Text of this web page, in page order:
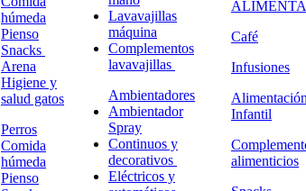
húmeda
Pienso
Snacks
Arena
Higiene y
salud gatos
Perros
Comida
húmeda
Pienso
Lavavajillas
máquina
Complementos
lavavajillas
Ambientadores
Ambientador
Spray
Continuos y
decorativos
Eléctricos y
Café
Infusiones
Infantil
alimenticios